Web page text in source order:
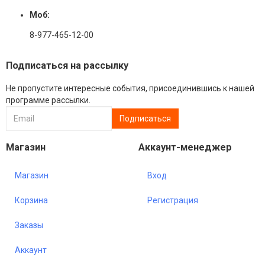
Моб:
8-977-465-12-00
Подписаться на рассылку
Не пропустите интересные события, присоединившись к нашей
программе рассылки.
Магазин
Магазин
Корзина
Заказы
Аккаунт
Аккаунт-менеджер
Вход
Регистрация